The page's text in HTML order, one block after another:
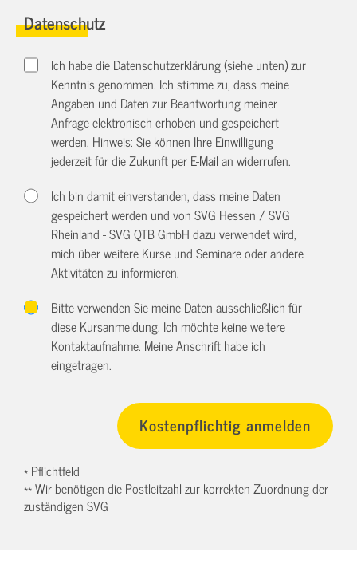
Datenschutz
Ich habe die Datenschutzerklärung (siehe unten) zur
Kenntnis genommen. Ich stimme zu, dass meine
Angaben und Daten zur Beantwortung meiner
Anfrage elektronisch erhoben und gespeichert
werden. Hinweis: Sie können Ihre Einwilligung
jederzeit für die Zukunft per E-Mail anwiderrufen.
Ich bin damit einverstanden, dass meine Daten
gespeichert werden und von SVG Hessen / SVG
Rheinland - SVG QTB GmbH dazu verwendet wird,
mich über weitere Kurse und Seminare oder andere
Aktivitäten zu informieren.
Bitte verwenden Sie meine Daten ausschließlich für
diese Kursanmeldung. Ich möchte keine weitere
Kontaktaufnahme. Meine Anschrift habe ich
eingetragen.
* Pflichtfeld
** Wir benötigen die Postleitzahl zur korrekten Zuordnung der
zuständigen SVG